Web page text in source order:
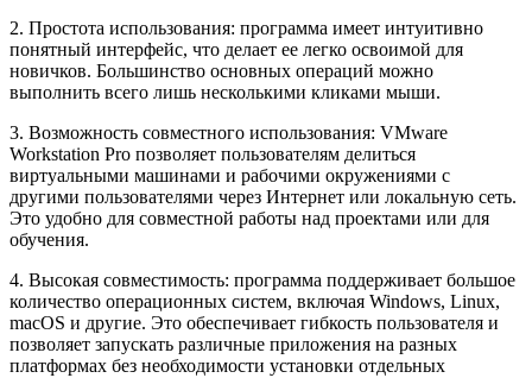
2. Простота использования: программа имеет интуитивно
понятный интерфейс, что делает ее легко освоимой для
новичков. Большинство основных операций можно
выполнить всего лишь несколькими кликами мыши.
3. Возможность совместного использования: VMware
Workstation Pro позволяет пользователям делиться
виртуальными машинами и рабочими окружениями с
другими пользователями через Интернет или локальную сеть.
Это удобно для совместной работы над проектами или для
обучения.
4. Высокая совместимость: программа поддерживает большое
количество операционных систем, включая Windows, Linux,
macOS и другие. Это обеспечивает гибкость пользователя и
позволяет запускать различные приложения на разных
платформах без необходимости установки отдельных